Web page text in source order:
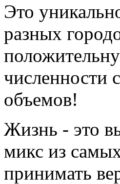
Это
разных
численности
объемов!
Жизнь - это
микс из
принимать